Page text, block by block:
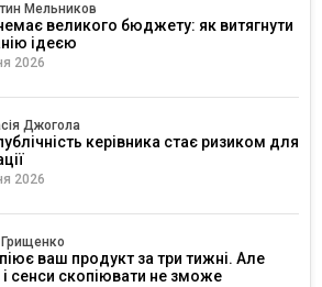
Мельников
великого бюджету: як витягнути
ідеєю
2026
Джогола
керівника стає ризиком для
2026
ваш продукт за три тижні. Але
сенси скопіювати не зможе